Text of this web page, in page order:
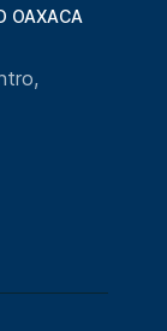
OAXACA